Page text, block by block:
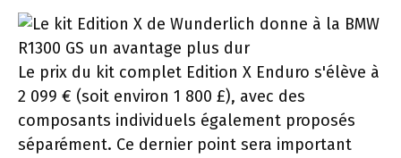
Le prix du kit complet Edition X Enduro s'élève à
2 099 € (soit environ 1 800 £), avec des
composants individuels également proposés
séparément. Ce dernier point sera important